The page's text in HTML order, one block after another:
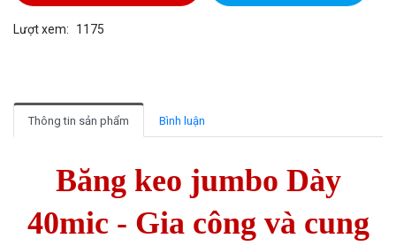
Lượt xem: 1175
Thông tin sản phẩm Bình luận
Băng keo jumbo Dày
40mic - Gia công và cung